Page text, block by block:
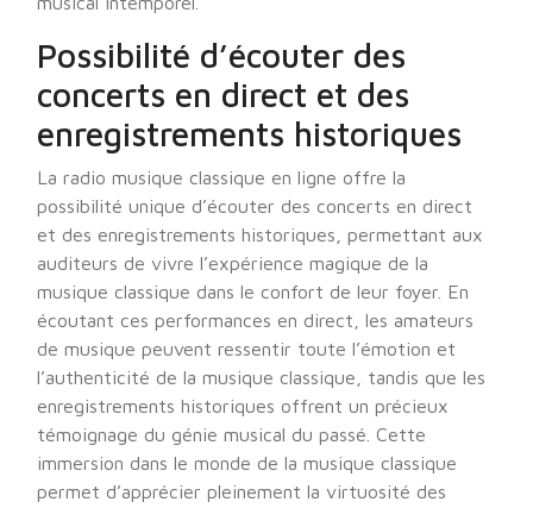
Possibilité d’écouter des
concerts en direct et des
enregistrements historiques
La radio musique classique en ligne offre la
possibilité unique d’écouter des concerts en direct
et des enregistrements historiques, permettant aux
auditeurs de vivre l’expérience magique de la
musique classique dans le confort de leur foyer. En
écoutant ces performances en direct, les amateurs
de musique peuvent ressentir toute l’émotion et
l’authenticité de la musique classique, tandis que les
enregistrements historiques offrent un précieux
témoignage du génie musical du passé. Cette
immersion dans le monde de la musique classique
permet d’apprécier pleinement la virtuosité des